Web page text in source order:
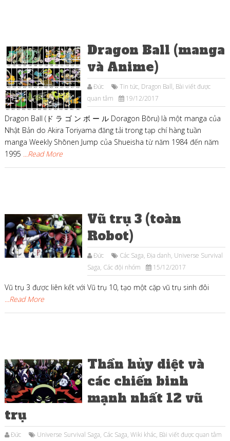
Dragon Ball (manga
và Anime)
Đức Tin tức, Dragon Ball, Bài viết được
quan tâm
19/12/2017
Dragon Ball (ド ラ ゴ ン ボ ー ル Doragon Bōru) là một manga của
Nhật Bản do Akira Toriyama đăng tải trong tạp chí hàng tuần
manga Weekly Shōnen Jump của Shueisha từ năm 1984 đến năm
1995 ...Read More
Vũ trụ 3 (toàn
Robot)
Đức Các Saga,Địa danh, Universe Survival
Saga, Các đội nhóm 15/12/2017
Vũ trụ 3 được liên kết với Vũ trụ 10, tạo một cặp vũ trụ sinh đôi
...Read More
Thần hủy diệt và
các chiến binh
mạnh nhất 12 vũ
trụ
Đức Universe Survival Saga, Các Saga, Wiki khác, Bài viết được quan tâm